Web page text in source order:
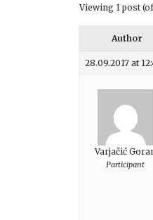
Viewing 1 post
Author
28.09.2017 at
Varjačić
Participant